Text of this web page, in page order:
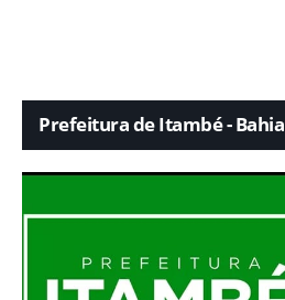
Prefeitura de Itambé - Bahia